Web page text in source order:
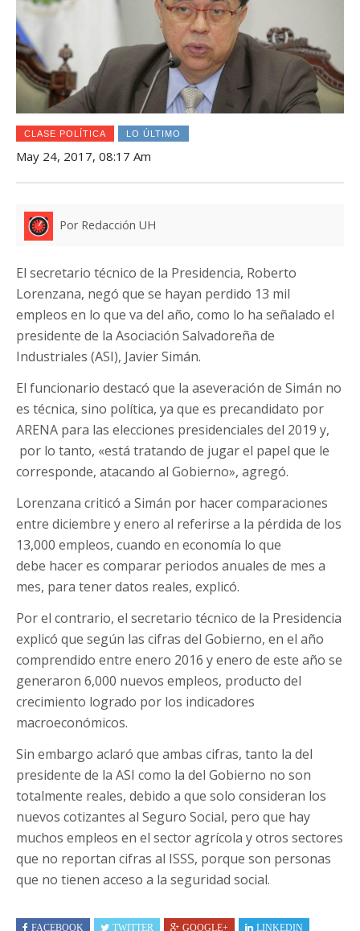
CLASE POLÍTICA LO ÚLTIMO
May 24, 2017, 08:17 Am
Por Redacción UH
El secretario técnico de la Presidencia, Roberto
Lorenzana, negó que se hayan perdido 13 mil
empleos en lo que va del año, como lo ha señalado el
presidente de la Asociación Salvadoreña de
Industriales (ASI), Javier Simán.
El funcionario destacó que la aseveración de Simán no
es técnica, sino política, ya que es precandidato por
ARENA para las elecciones presidenciales del 2019 y,
por lo tanto, «está tratando de jugar el papel que le
corresponde, atacando al Gobierno», agregó.
Lorenzana criticó a Simán por hacer comparaciones
entre diciembre y enero al referirse a la pérdida de los
13,000 empleos, cuando en economía lo que
debe hacer es comparar periodos anuales de mes a
mes, para tener datos reales, explicó.
Por el contrario, el secretario técnico de la Presidencia
explicó que según las cifras del Gobierno, en el año
comprendido entre enero 2016 y enero de este año se
generaron 6,000 nuevos empleos, producto del
crecimiento logrado por los indicadores
macroeconómicos.
Sin embargo aclaró que ambas cifras, tanto la del
presidente de la ASI como la del Gobierno no son
totalmente reales, debido a que solo consideran los
nuevos cotizantes al Seguro Social, pero que hay
muchos empleos en el sector agrícola y otros sectores
que no reportan cifras al ISSS, porque son personas
que no tienen acceso a la seguridad social.
FACEBOOK TWITTER GOOGLE+ LINKEDIN